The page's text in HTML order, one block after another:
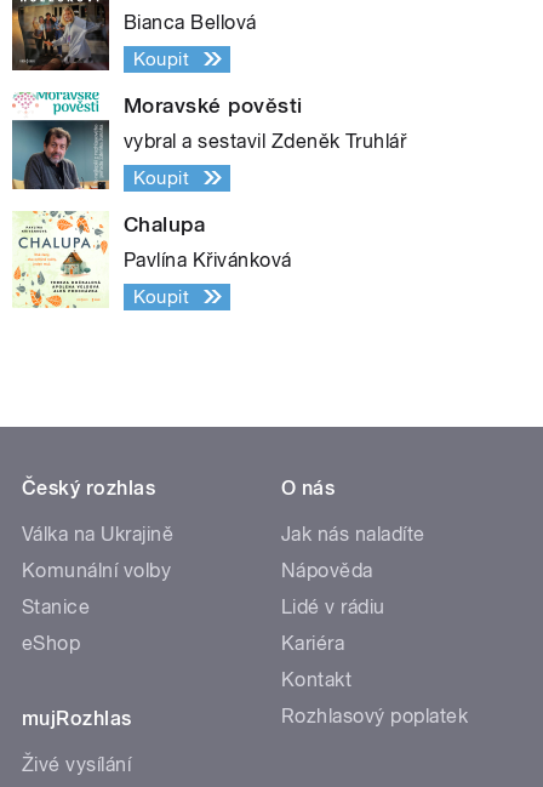
Bianca Bellová
Koupit
Moravské pověsti
vybral a sestavil Zdeněk Truhlář
Koupit
Chalupa
Pavlína Křivánková
Koupit
Český rozhlas
Válka na Ukrajině
Komunální volby
Stanice
eShop
mujRozhlas
Živé vysílání
O nás
Jak nás naladíte
Nápověda
Lidé v rádiu
Kariéra
Kontakt
Rozhlasový poplatek